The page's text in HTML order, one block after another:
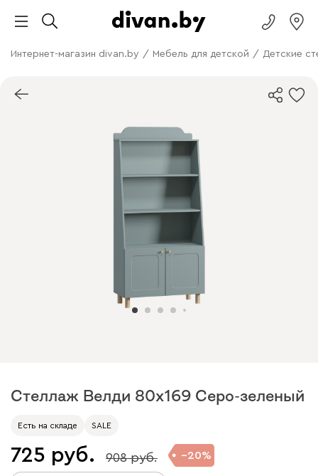
Интернет-магазин divan.by / Мебель для детской / Детские
Стеллаж Велди 80x169 Серо-зеленый
Есть на складе SALE
725 908 20